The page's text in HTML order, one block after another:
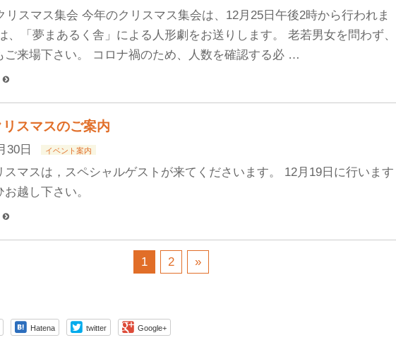
スマス集会 今年のクリスマス集会は、12月25日午後2時から行われま
、「夢まあるく舎」による人形劇をお送りします。 老若男女を問わず、
ご来場下さい。 コロナ禍のため、人数を確認する必 …
スマスのご案内
30日 イベント案内
スマスは，スペシャルゲストが来てくださいます。 12月19日に行います
お越し下さい。
1 2 »
Hatena twitter Google+